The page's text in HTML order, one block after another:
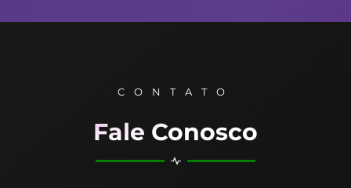
CONTATO
Fale Conosco